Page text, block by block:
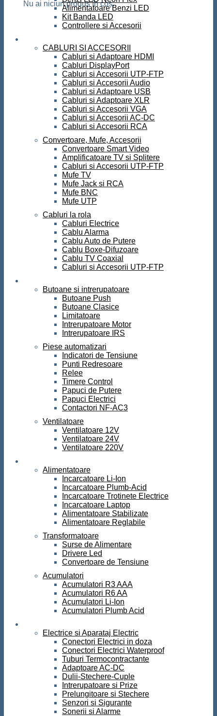
Nu ai niciun produs în coș.
Alimentatoare Benzi LED
Kit Banda LED
Controllere si Accesorii
CABLURI SI ACCESORII
Cabluri si Adaptoare HDMI
Cabluri DisplayPort
Cabluri si Accesorii UTP-FTP
Cabluri si Accesorii Audio
Cabluri si Adaptoare USB
Cabluri si Adaptoare XLR
Cabluri si Accesorii VGA
Cabluri si Accesorii AC-DC
Cabluri si Accesorii RCA
Convertoare, Mufe, Accesorii
Convertoare Smart Video
Amplificatoare TV si Splitere
Cabluri si Accesorii UTP-FTP
Mufe TV
Mufe Jack si RCA
Mufe BNC
Mufe UTP
Cabluri la rola
Cabluri Electrice
Cablu Alarma
Cablu Auto de Putere
Cablu Boxe-Difuzoare
Cablu TV Coaxial
Cabluri si Accesorii UTP-FTP
Butoane si intrerupatoare
Butoane Push
Butoane Clasice
Limitatoare
Intrerupatoare Motor
Intrerupatoare IRS
Piese automatizari
Indicatori de Tensiune
Punti Redresoare
Relee
Timere Control
Papuci de Putere
Papuci Electrici
Contactori NF-AC3
Ventilatoare
Ventilatoare 12V
Ventilatoare 24V
Ventilatoare 220V
Alimentatoare
Incarcatoare Li-Ion
Incarcatoare Plumb-Acid
Incarcatoare Trotinete Electrice
Incarcatoare Laptop
Alimentatoare Stabilizate
Alimentatoare Reglabile
Transformatoare
Surse de Alimentare
Drivere Led
Convertoare de Tensiune
Acumulatori
Acumulatori R3 AAA
Acumulatori R6 AA
Acumulatori Li-Ion
Acumulatori Plumb Acid
Electrice si Aparataj Electric
Conectori Electrici in doza
Conectori Electrici Waterproof
Tuburi Termocontractante
Adaptoare AC-DC
Dulii-Stechere-Cuple
Intrerupatoare si Prize
Prelungitoare si Stechere
Senzori si Sigurante
Sonerii si Alarme